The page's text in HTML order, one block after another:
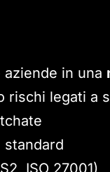
aziende in una
rischi legati a
ISO 27001)